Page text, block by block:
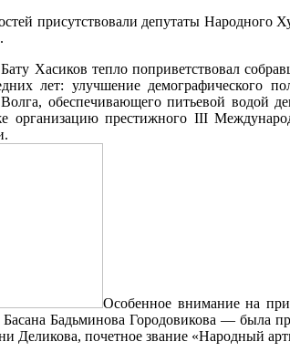
присутствовали депутаты Народного
Хасиков тепло поприветствовал
лет: улучшение демографического
обеспечивающего питьевой водой
организацию престижного III
Особенное внимание на
Басана Бадьминова Городовикова — была
Деликова, почетное звание «Народный